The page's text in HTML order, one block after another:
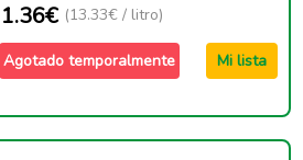
1.36€ (13.33€ / litro)
Agotado temporalmente Mi lista